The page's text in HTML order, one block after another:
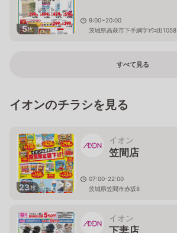
5枚
9:00~20:00
茨城県高萩市下手綱字ﾔﾜｺ田1058
すべて見る
イオンのチラシを見る
23枚
イオン
笠間店
07:00-22:00
茨城県笠間市赤坂8
イオン